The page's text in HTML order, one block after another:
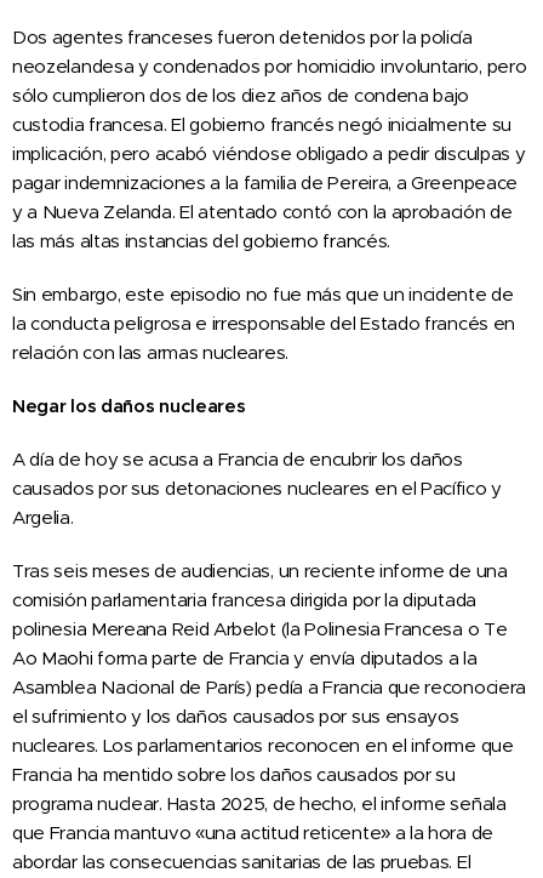
Dos agentes franceses fueron detenidos por la policía
neozelandesa y condenados por homicidio involuntario, pero
sólo cumplieron dos de los diez años de condena bajo
custodia francesa. El gobierno francés negó inicialmente su
implicación, pero acabó viéndose obligado a pedir disculpas y
pagar indemnizaciones a la familia de Pereira, a Greenpeace
y a Nueva Zelanda. El atentado contó con la aprobación de
las más altas instancias del gobierno francés.
Sin embargo, este episodio no fue más que un incidente de
la conducta peligrosa e irresponsable del Estado francés en
relación con las armas nucleares.
Negar los daños nucleares
A día de hoy se acusa a Francia de encubrir los daños
causados por sus detonaciones nucleares en el Pacífico y
Argelia.
Tras seis meses de audiencias, un reciente informe de una
comisión parlamentaria francesa dirigida por la diputada
polinesia Mereana Reid Arbelot (la Polinesia Francesa o Te
Ao Maohi forma parte de Francia y envía diputados a la
Asamblea Nacional de París) pedía a Francia que reconociera
el sufrimiento y los daños causados por sus ensayos
nucleares. Los parlamentarios reconocen en el informe que
Francia ha mentido sobre los daños causados por su
programa nuclear. Hasta 2025, de hecho, el informe señala
que Francia mantuvo «una actitud reticente» a la hora de
abordar las consecuencias sanitarias de las pruebas. El